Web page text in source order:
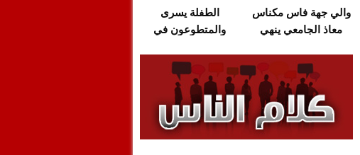
الطفلة يسرى
والمتطوعون في
وقنوات صرف صحي
تقتل والمحاسبة يجب
أن تطال المسؤولين
والي جهة فاس مكناس
معاذ الجامعي ينهي
والعمال مع شركة
سيتي باص + وثيقة
وفيديو